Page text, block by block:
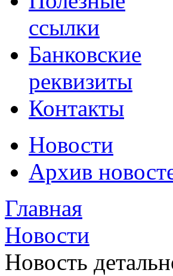
ссылки
Банковские
реквизиты
Контакты
Новости
Архив
Главная
Новости
Новость